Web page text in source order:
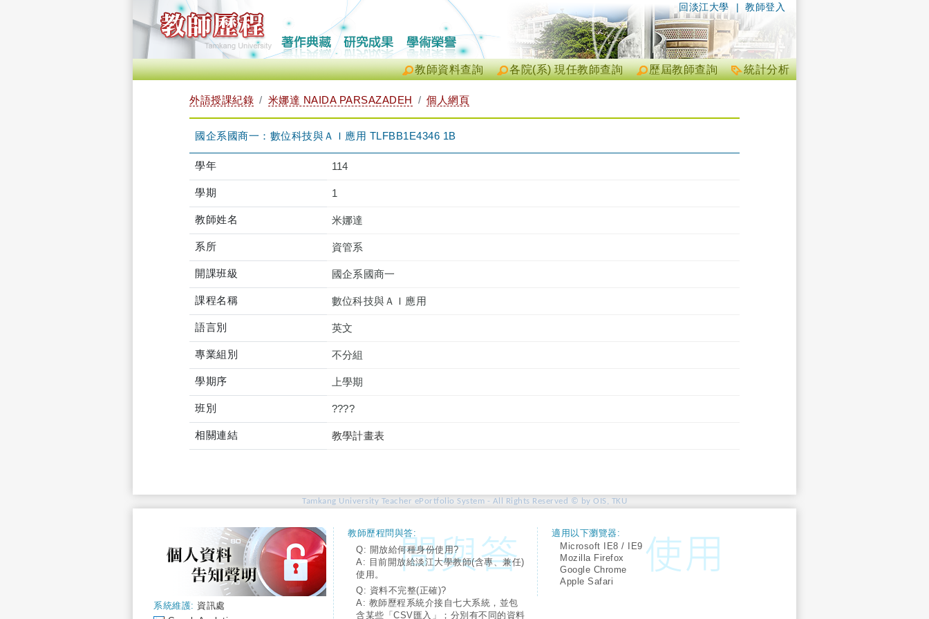
| 教師登入
回淡江大學
統計分析
歷屆教師查詢
各院(系) 現任教師查詢
教師資料查詢
外語授課紀錄 米娜達 NAIDA PARSAZADEH 個人網頁
國企系國商一：數位科技與ＡＩ應用 TLFBB1E4346 1B
學年 114
學期 1
教師姓名 米娜達
系所 資管系
開課班級 國企系國商一
課程名稱 數位科技與ＡＩ應用
語言別 英文
專業組別 不分組
學期序 上學期
班別 ????
相關連結 教學計畫表
Tamkang University Teacher ePortfolio System - All Rights Reserved © by OIS, TKU
系統維護: 資訊處
教師歷程問與答:
Q: 開放給何種身份使用?
A: 目前開放給淡江大學教師(含專、兼任)
使用。
Q: 資料不完整(正確)?
A: 教師歷程系統介接自七大系統，並包
含某些「CSV匯入」；分別有不同的資料
適用以下瀏覽器:
Microsoft IE8 / IE9
Mozilla Firefox
Google Chrome
Apple Safari